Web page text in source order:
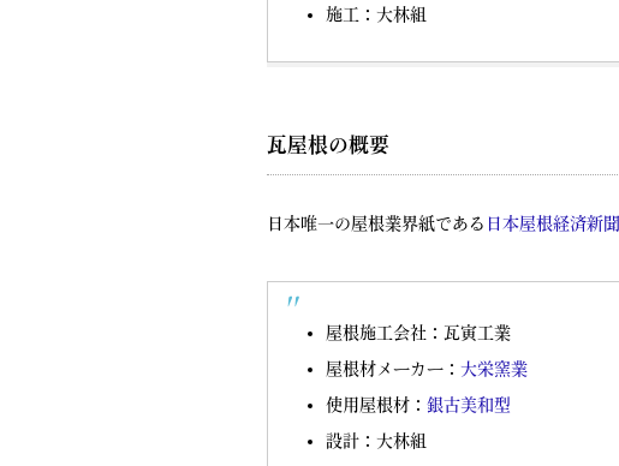
施工：大林組
瓦屋根の概要
日本唯一の屋根業界紙である 日本屋根経済新聞
屋根施工会社：瓦寅工業
屋根材メーカー：大栄窯業
使用屋根材：銀古美和型
設計：大林組